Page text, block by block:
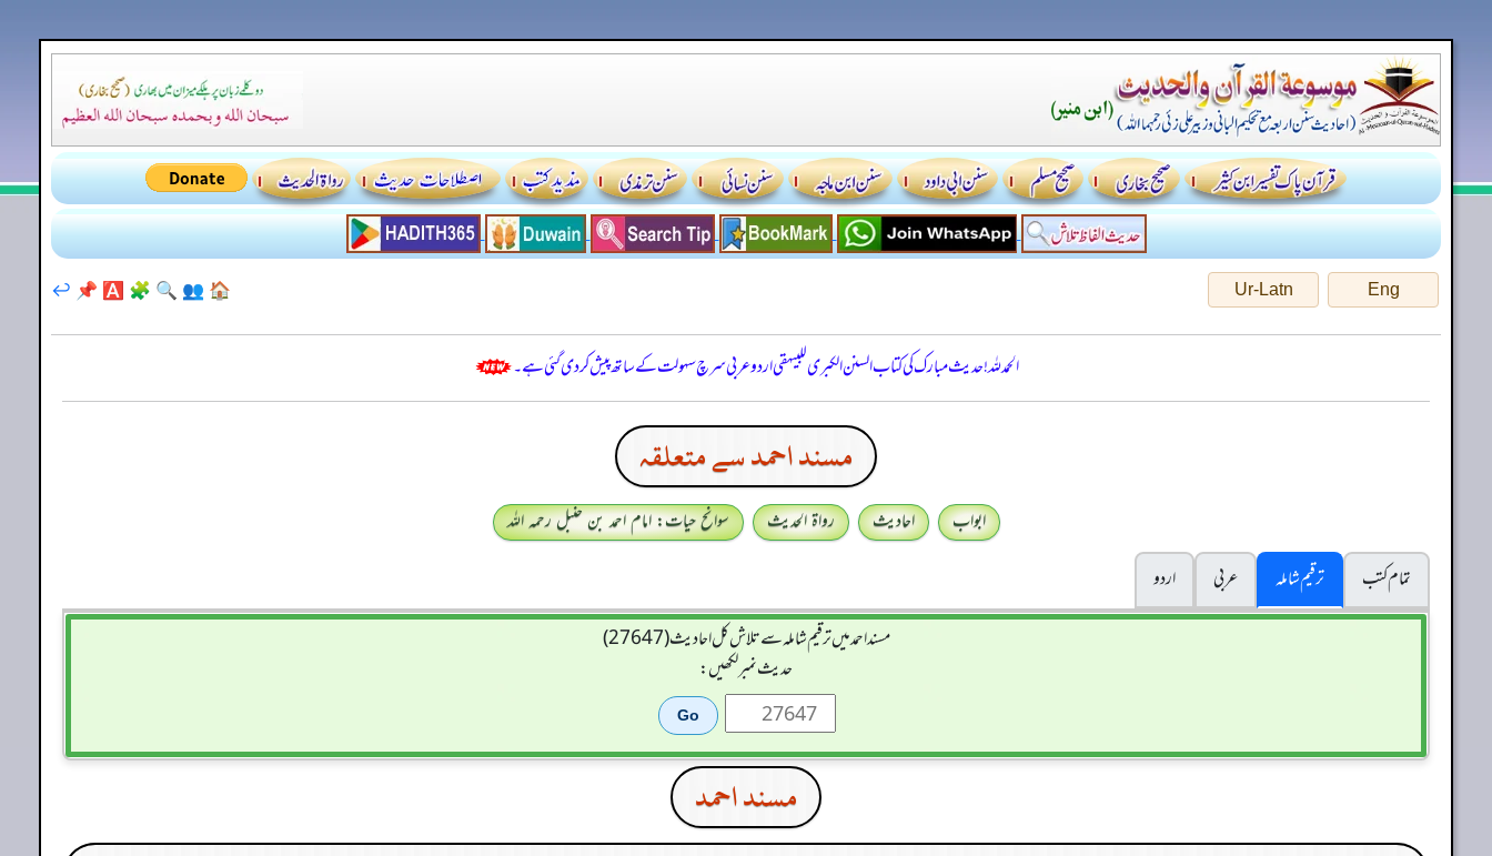
Eng
Ur-Latn
🏠
👥
🔍
🧩
🅰️
📌
↩️
الحمدللہ! حدیث مبارک کی کتاب السنن الكبرى للبيهقي اردو عربی سرچ سہولت کے ساتھ پیش کر دی گئی ہے۔
مسند احمد سے متعلقہ
ابواب احادیث رواۃ الحدیث
سوانح حیات: امام احمد بن حنبل رحمہ اللہ
تمام کتب
ترقیم شاملہ عربی
اردو
مسند احمد میں ترقیم شاملہ سے تلاش کل احادیث (27647)
حدیث نمبر لکھیں:
مسند احمد